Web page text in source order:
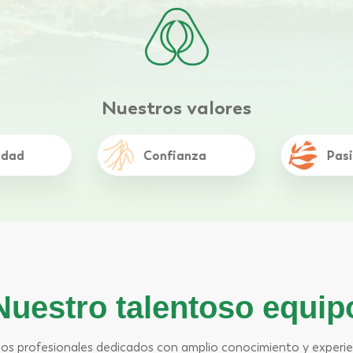
Nuestros valores
Pasión
talentoso
profesionales dedicados con amplio conocimiento y